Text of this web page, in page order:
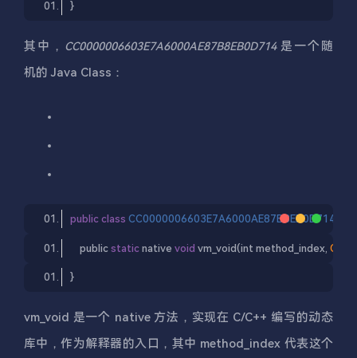
}
其中， CC0000006603E7A6000AE87B8EB0D714是一个随
机的 Java Class：
public class CC0000006603E7A6000AE87B8EB0D714
public static native void vm_void(int method_index,
}
vm_void 是一个 native 方法，实现在 C/C++ 编写的动态
库中，作为解释器的入口，其中 method_index 代表这个